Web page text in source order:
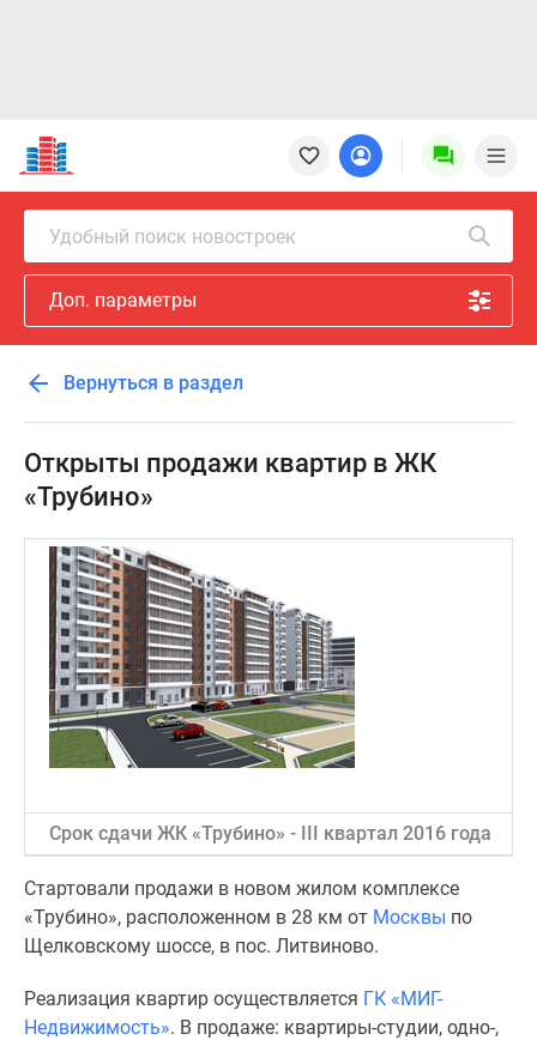
Новостройки
Квартиры
Ипотека
Новостройки
Москвы
Новостройки
Подмосковья
Новостройки
Москвы
Готовые
новостройки
Новостройки
карте
Специальные
предложения
Коммерческие
помещения
Продавцы
застройщики
Панорамы
Видеообзор
новостроек
Экспертиза
новостроек
Экология
Подмосковья
Удобный поиск новостроек
Доп. параметры
Вернуться в раздел
Открыты продажи квартир в ЖК
«Трубино»
Срок сдачи ЖК «Трубино» - III квартал 2016 года
Стартовали продажи в новом жилом комплексе
«Трубино», расположенном в 28 км от Москвы по
Щелковскому шоссе, в пос. Литвиново.
Реализация квартир осуществляется ГК «МИГ-
Недвижимость». В продаже: квартиры-студии, одно-,